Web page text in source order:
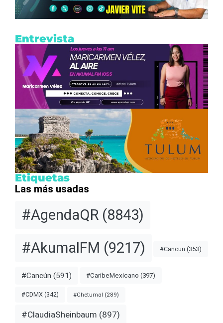
Entrevista
Etiquetas
Las más usadas
#AgendaQR (8843)
#AkumalFM (9217) #Cancun (353)
#Cancún (591) #CaribeMexicano (397)
#CDMX (342) #Chetumal (289)
#ClaudiaSheinbaum (897)